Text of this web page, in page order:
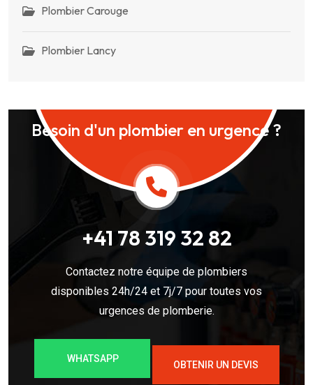
Plombier Carouge
Plombier Lancy
Besoin d'un plombier en urgence ?
+41 78 319 32 82
Contactez notre équipe de plombiers
disponibles 24h/24 et 7j/7 pour toutes vos
urgences de plomberie.
WHATSAPP
OBTENIR UN DEVIS